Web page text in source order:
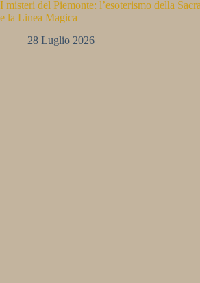
I misteri del Piemonte: l’esoterismo della
e la Linea Magica
28 Luglio 2026